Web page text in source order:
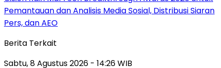
Pemantauan dan Analisis Media Sosial, Distribusi Siaran
Pers, dan AEO
Berita Terkait
Sabtu, 8 Agustus 2026 - 14:26 WIB